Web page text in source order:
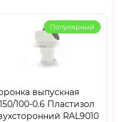
Популярный
выпускная
100-0.6 Пластизол
RAL9010